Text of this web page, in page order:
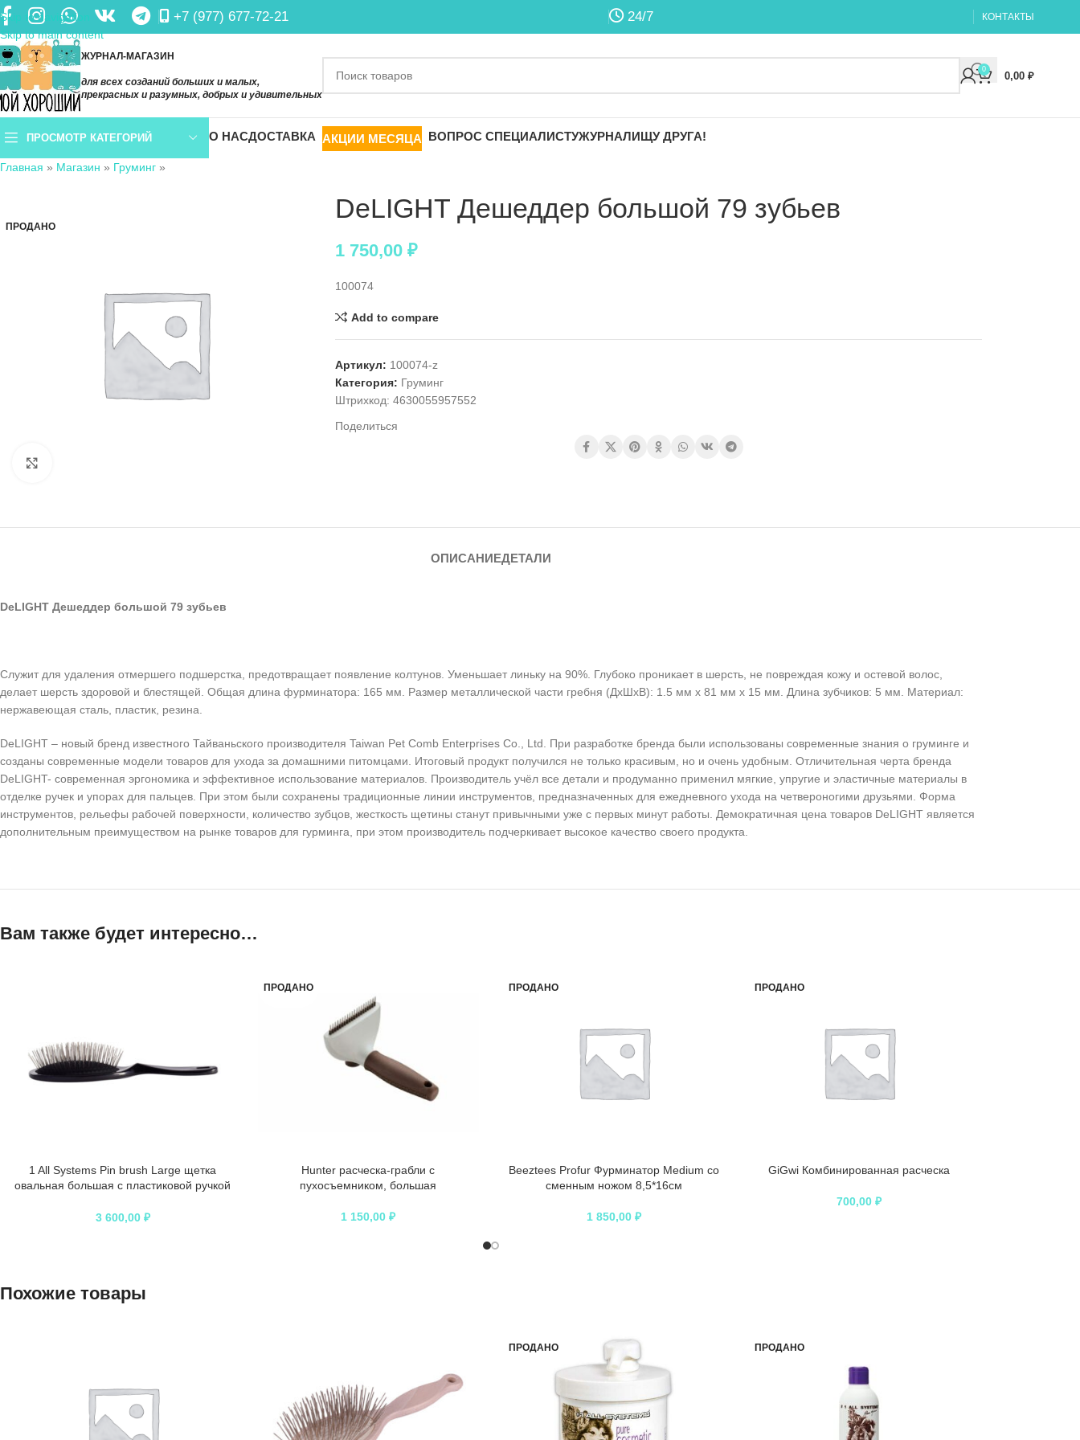
Skip to navigation
Skip to main content
+7 (977) 677-72-21 24/7 КОНТАКТЫ
ЖУРНАЛ-МАГАЗИН
для всех созданий больших и малых,
прекрасных и разумных, добрых и удивительных
0
0,00 ₽
ПРОСМОТР КАТЕГОРИЙ О НАСДОСТАВКА АКЦИИ МЕСЯЦА ВОПРОС СПЕЦИАЛИСТУЖУРНАЛИЩУ ДРУГА!
Главная » Магазин » Груминг »
ПРОДАНО
DeLIGHT Дешеддер большой 79 зубьев
1 750,00₽
100074
Add to compare
Артикул: 100074-z
Категория: Груминг
Штрихкод:4630055957552
Поделиться
ОПИСАНИЕДЕТАЛИ
DeLIGHT Дешеддер большой 79 зубьев
Служит для удаления отмершего подшерстка, предотвращает появление колтунов. Уменьшает линьку на 90%. Глубоко проникает в шерсть, не повреждая кожу и остевой волос,
делает шерсть здоровой и блестящей. Общая длина фурминатора: 165 мм. Размер металлической части гребня (ДхШхВ): 1.5 мм х 81 мм х 15 мм. Длина зубчиков: 5 мм. Материал:
нержавеющая сталь, пластик, резина.
DeLIGHT – новый бренд известного Тайваньского производителя Taiwan Pet Comb Enterprises Co., Ltd. При разработке бренда были использованы современные знания о груминге и
созданы современные модели товаров для ухода за домашними питомцами. Итоговый продукт получился не только красивым, но и очень удобным. Отличительная черта бренда
DeLIGHT- современная эргономика и эффективное использование материалов. Производитель учёл все детали и продуманно применил мягкие, упругие и эластичные материалы в
отделке ручек и упорах для пальцев. При этом были сохранены традиционные линии инструментов, предназначенных для ежедневного ухода на четвероногими друзьями. Форма
инструментов, рельефы рабочей поверхности, количество зубцов, жесткость щетины станут привычными уже с первых минут работы. Демократичная цена товаров DeLIGHT является
дополнительным преимуществом на рынке товаров для гурминга, при этом производитель подчеркивает высокое качество своего продукта.
Вам также будет интересно…
1 All Systems Pin brush Large щетка
овальная большая с пластиковой ручкой
3 600,00 ₽
ПРОДАНО
Hunter расческа-грабли с
пухосъемником, большая
1 150,00₽
ПРОДАНО
Beeztees Profur Фурминатор Medium со
сменным ножом 8,5*16см
1 850,00 ₽
ПРОДАНО
GiGwi Комбинированная расческа
700,00₽
Похожие товары
ПРОДАНО ПРОДАНО